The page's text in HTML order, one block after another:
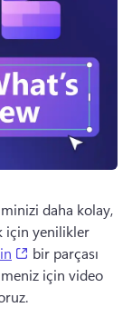
daha kolay,
için yenilikler
(opens in a new
bir parçası
için video